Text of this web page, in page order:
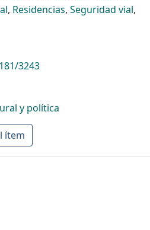
, Residencias, Seguridad vial,
3243
y política
ítem